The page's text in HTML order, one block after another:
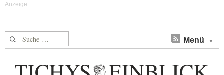
Suche nach: Menü